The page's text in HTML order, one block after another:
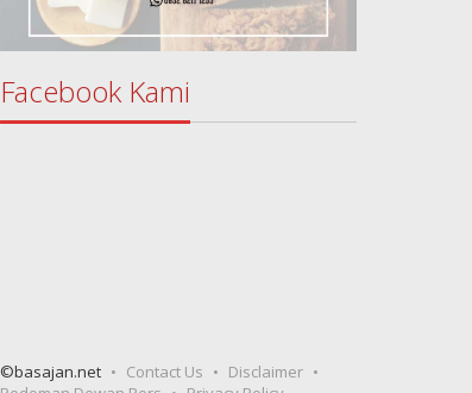
Facebook Kami
©basajan.net Contact Us
Disclaimer